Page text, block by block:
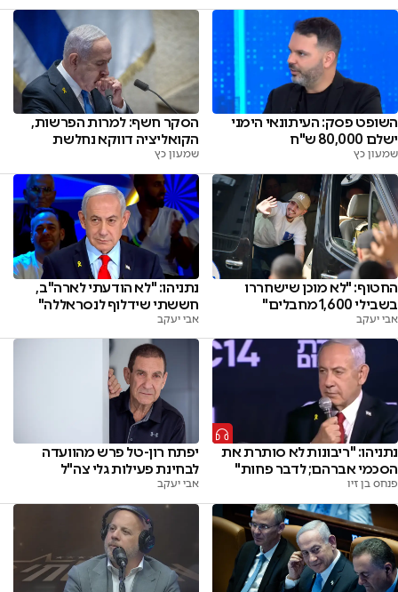
השופט פסק: העיתונאי הימני
ישלם 80,000 ש"ח
שמעון כץ
הסקר חשף: למרות הפרשות,
הקואליציה דווקא נחלשת
שמעון כץ
החטוף: "לא מוכן שישחררו
בשבילי 1,600 מחבלים"
אבי יעקב
נתניהו: "לא הודעתי לארה"ב,
חששתי שידלוף לנסראללה"
אבי יעקב
נתניהו: "ריבונות לא סותרת את
הסכמי אברהם; לדבר פחות"
פנחס בן זיו
יפתח רון-טל פרש מהוועדה
לבחינת פעילות גלי צה"ל
אבי יעקב